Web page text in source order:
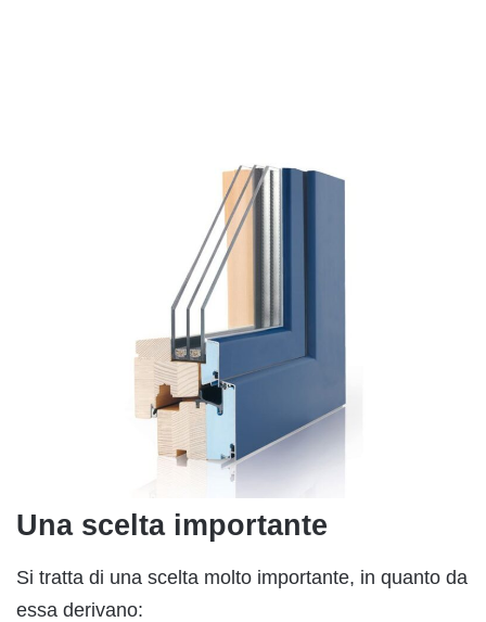
Una scelta importante
Si tratta di una scelta molto importante, in quanto da
essa derivano: